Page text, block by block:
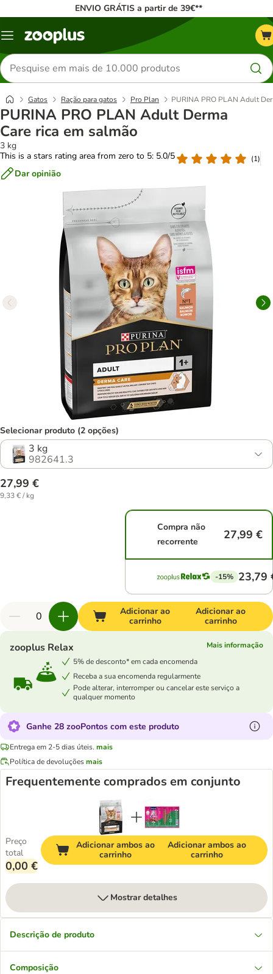
ENVIO GRÁTIS a partir de 39€**
Menu
Pesquisar
produtos
Gatos Ração para gatos Pro Plan PURINA PRO PLAN Adult
PURINA PRO PLAN Adult Derma
Care rica em salmão
3 kg
This is a stars rating area from zero to 5: 5.0/5
(1)
Dar opinião
Selecionar produto (2 opções)
3 kg
982641.3
27,99 €
9,33 € / kg
Compra não
recorrente
27,99 €
-15% 23,79
Adicionar ao
carrinho
Adicionar ao
carrinho
zooplus Relax
Mais informação
5% de desconto* em cada encomenda
Receba a sua encomenda regularmente
Pode alterar, interromper ou cancelar este serviço a
qualquer momento
Ganhe 28 zooPontos com este produto
Entrega em 2-5 dias úteis. mais
Política de devoluçõesmais
Frequentemente comprados em conjunto
Preço
total
0,00 €
Adicionar ambos ao
carrinho
Adicionar ambos ao
carrinho
Mostrar detalhes
Descrição de produto
Composição